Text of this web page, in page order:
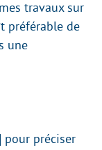
travaux sur
préférable de
une
pour préciser